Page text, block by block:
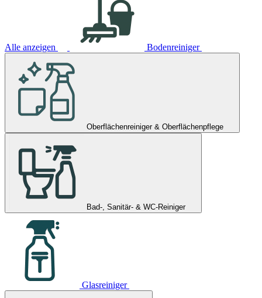
Alle anzeigen Bodenreiniger
Oberflächenreiniger & Oberflächenpflege
Bad-, Sanitär- & WC-Reiniger
Glasreiniger